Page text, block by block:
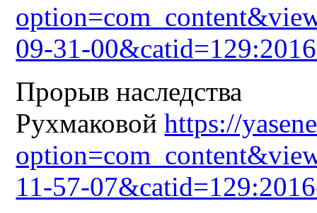
09-31-
Прорыв наследства
Рухмаковойhttps://
11-57-